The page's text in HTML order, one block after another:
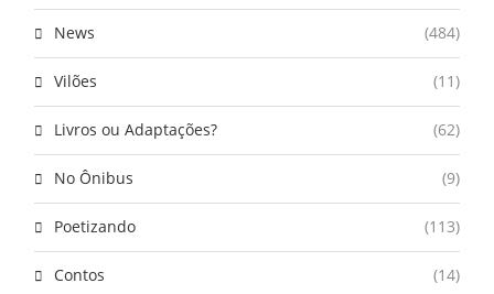
News (484)
Vilões (11)
Livros ou Adaptações? (62)
No Ônibus (9)
Poetizando (113)
Contos (14)